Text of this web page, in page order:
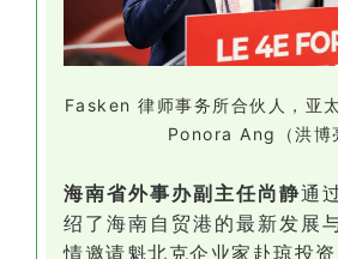
Fasken 律师事务所合伙人，亚
Ponora Ang（洪博
海南省外事办副主任尚静通
绍了海南自贸港的最新发展
情邀请魁北克企业家赴琼投资